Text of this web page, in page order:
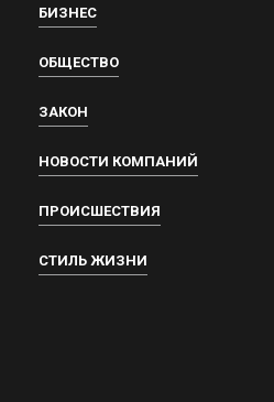
БИЗНЕС
ОБЩЕСТВО
ЗАКОН
НОВОСТИ КОМПАНИЙ
ПРОИСШЕСТВИЯ
СТИЛЬ ЖИЗНИ